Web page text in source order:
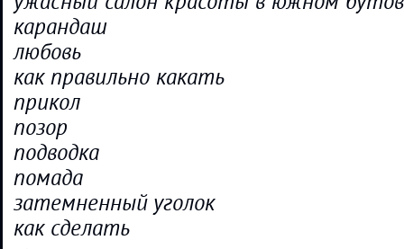
карандаш
любовь
как правильно какать
прикол
позор
подводка
помада
затемненный уголок
как сделать